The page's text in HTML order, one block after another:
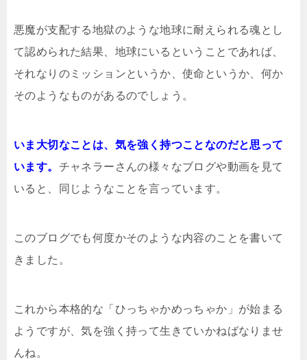
悪魔が支配する地獄のような地球に耐えられる魂とし
て認められた結果、地球にいるということであれば、
それなりのミッションというか、使命というか、何か
そのようなものがあるのでしょう。
いま大切なことは、気を強く持つことなのだと思って
います。 チャネラーさんの様々なブログや動画を見て
いると、同じようなことを言っています。
このブログでも何度かそのような内容のことを書いて
きました。
これから本格的な「ひっちゃかめっちゃか」が始まる
ようですが、気を強く持って生きていかねばなりませ
んね。